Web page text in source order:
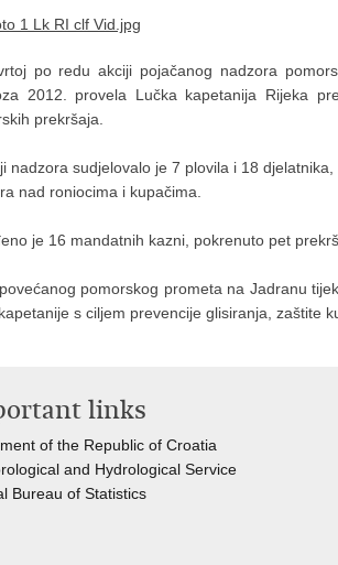
po redu akciji pojačanog nadzora
2012. provela Lučka kapetanija Rijeka
prekršaja.
nadzora sudjelovalo je 7 plovila i 18
nad roniocima i kupačima.
je 16 mandatnih kazni, pokrenuto pet
pomorskog prometa na Jadranu
s ciljem prevencije glisiranja, zaštite
links
of the Republic of Croatia
and Hydrological Service
Bureau of Statistics